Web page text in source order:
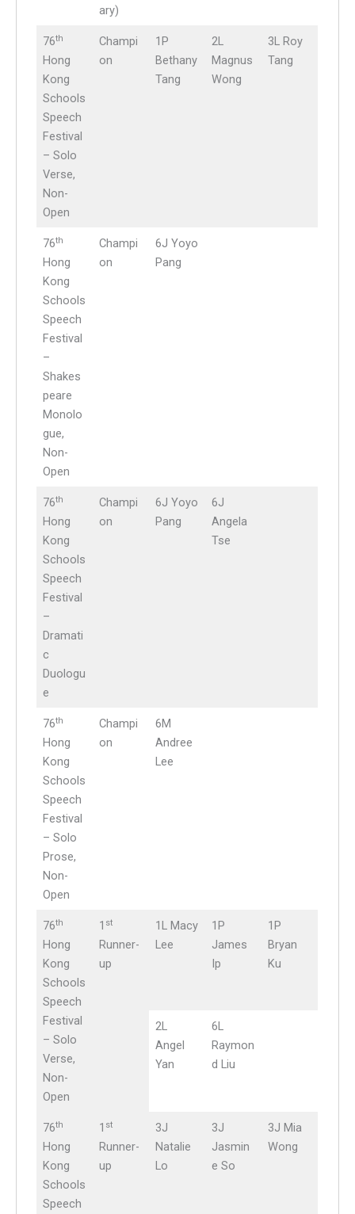
ary)
76th
Hong
Kong
Schools
Speech
Festival
– Solo
Verse,
Non-
Open
Champi
on
1P
Bethany
Tang
2L
Magnus
Wong
3L Roy
Tang
76th
Hong
Kong
Schools
Speech
Festival
–
Shakes
peare
Monolo
gue,
Non-
Open
Champi
on
6J Yoyo
Pang
76th
Hong
Kong
Schools
Speech
Festival
–
Dramati
c
Duologu
e
Champi
on
6J Yoyo
Pang
6J
Angela
Tse
76th
Hong
Kong
Schools
Speech
Festival
– Solo
Prose,
Non-
Open
Champi
on
6M
Andree
Lee
76th
Hong
Kong
Schools
Speech
Festival
– Solo
Verse,
Non-
Open
1 st
Runner-
up
1L Macy
Lee
1P
James
Ip
1P
Bryan
Ku
2L
Angel
Yan
6L
Raymon
d Liu
76th
Hong
Kong
Schools
Speech
1 st
Runner-
up
3J
Natalie
Lo
3J
Jasmin
e So
3J Mia
Wong